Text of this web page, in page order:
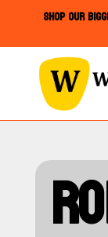
SHOP OUR